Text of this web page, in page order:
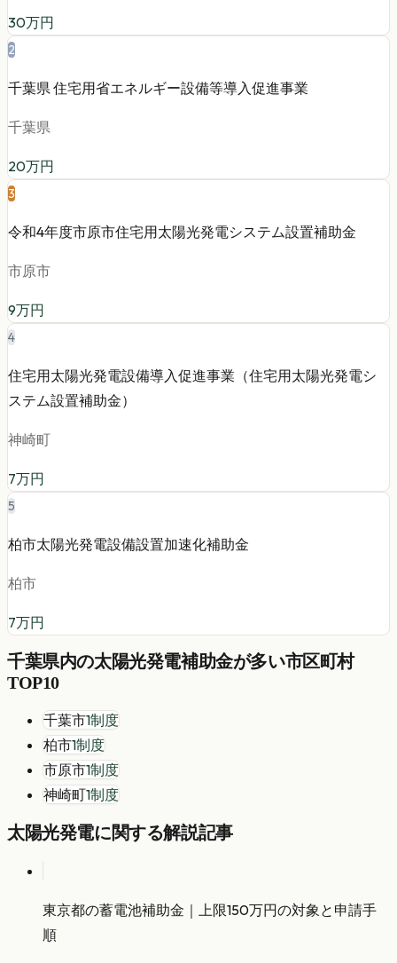
30万円
2
千葉県 住宅用省エネルギー設備等導入促進事業
千葉県
20万円
3
令和4年度市原市住宅用太陽光発電システム設置補助金
市原市
9万円
4
住宅用太陽光発電設備導入促進事業（住宅用太陽光発電シ
ステム設置補助金）
神崎町
7万円
5
柏市太陽光発電設備設置加速化補助金
柏市
7万円
千葉県内の太陽光発電補助金が多い市区町村
TOP10
千葉市1制度
柏市1制度
市原市1制度
神崎町1制度
太陽光発電に関する解説記事
東京都の蓄電池補助金｜上限150万円の対象と申請手
順